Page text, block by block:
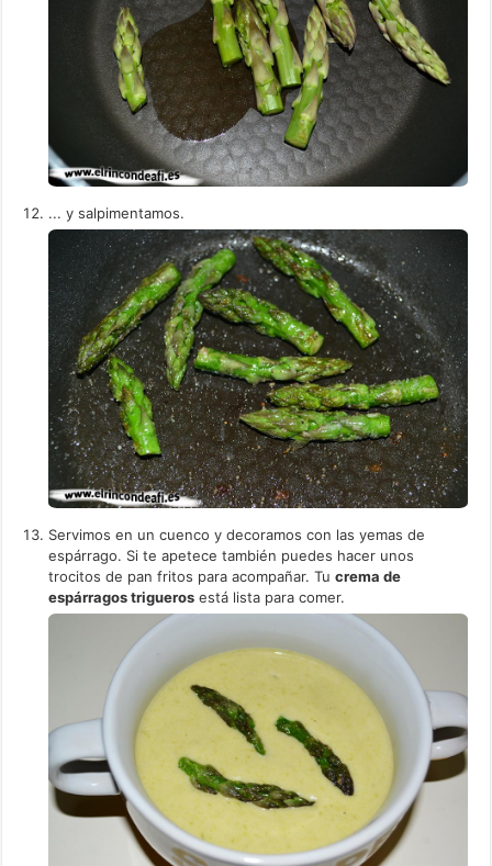
... y salpimentamos.
Servimos en un cuenco y decoramos con las yemas de
espárrago. Si te apetece también puedes hacer unos
trocitos de pan fritos para acompañar. Tucrema de
espárragos trigueros está lista para comer.